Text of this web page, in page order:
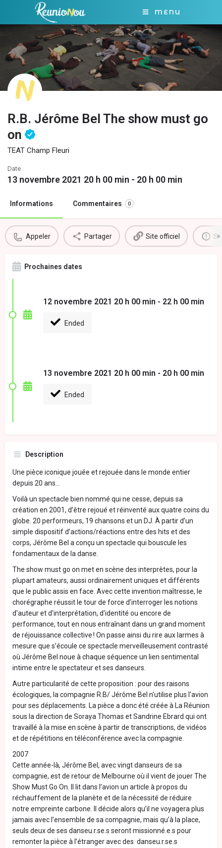
MENU
R.B. Jérôme Bel The show must go
on
TEAT Champ Fleuri
Date
13 novembre 2021 20 h 00 min - 20 h 00 min
Informations Commentaires 0
Appeler Partager Site officiel
Prochaines dates
12 novembre 2021 20 h 00 min - 22 h 00 min
Ended
13 novembre 2021 20 h 00 min - 20 h 00 min
Ended
Description
Une pièce iconique jouée et rejouée dans le monde entier
depuis 20 ans...
Voilà un spectacle bien nommé qui ne cesse, depuis sa
création en 2001, d’être rejoué et réinventé aux quatre coins du
globe. 20 performeurs, 19 chansons et un DJ. À partir d’un
simple dispositif d’actions/réactions entre des hits et des
corps, Jérôme Bel a conçu un spectacle qui bouscule les
fondamentaux de la danse.
The show must go on met en scène des interprètes, pour la
plupart amateurs, aussi ordinairement uniques et différents
que le public assis en face. Avec cette invention maîtresse, le
chorégraphe réussit le tour de force d’interroger les notions
d'auteur et d'interprétation, d'identité ou encore de
performance, tout en nous entraînant dans un grand moment
de réjouissance collective ! On passe ainsi du rire aux larmes à
mesure que s’écoule ce spectacle merveilleusement contrasté
où Jérôme Bel noue à chaque séquence un lien sentimental
intime entre le spectateur et ses danseurs.
Autre particularité de cette proposition : pour des raisons
écologiques, la compagnie R.B/ Jérôme Bel n'utilise plus l'avion
pour ses déplacements. La pièce a donc été créée à La Réunion
sous la direction de Soraya Thomas et Sandrine Ebrard qui ont
travaillé à la mise en scène à partir de transcriptions, de vidéos
et de répétitions en téléconférence avec la compagnie.
2007
Cette année-là, Jérôme Bel, avec vingt danseurs de sa
compagnie, est de retour de Melbourne où il vient de jouer The
Show Must Go On. Il lit dans l’avion un article à propos du
réchauffement de la planète et de la nécessité de réduire
notre empreinte carbone. Il décide alors qu’il ne voyagera plus
jamais avec l’ensemble de sa compagnie, mais qu’à la place,
seuls deux de ses danseu.r.se.s seront missionné.e.s pour
remonter la pièce à l’étranger avec des danseu.r.se.s